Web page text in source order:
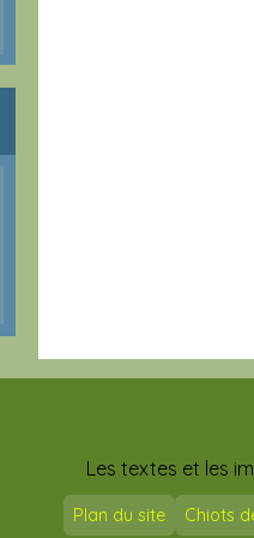
Les textes et les
Plan du site Chiots